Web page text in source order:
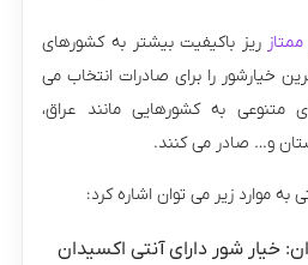
ریز باکیفیت بیشتر به کشورهای
خیارشور را برای صادرات انتخاب می
به کشورهایی مانند عراق،
و… صادر می کنند.
به موارد زیر می توان اشاره کرد:
خیار شور دارای آنتی اکسیدان